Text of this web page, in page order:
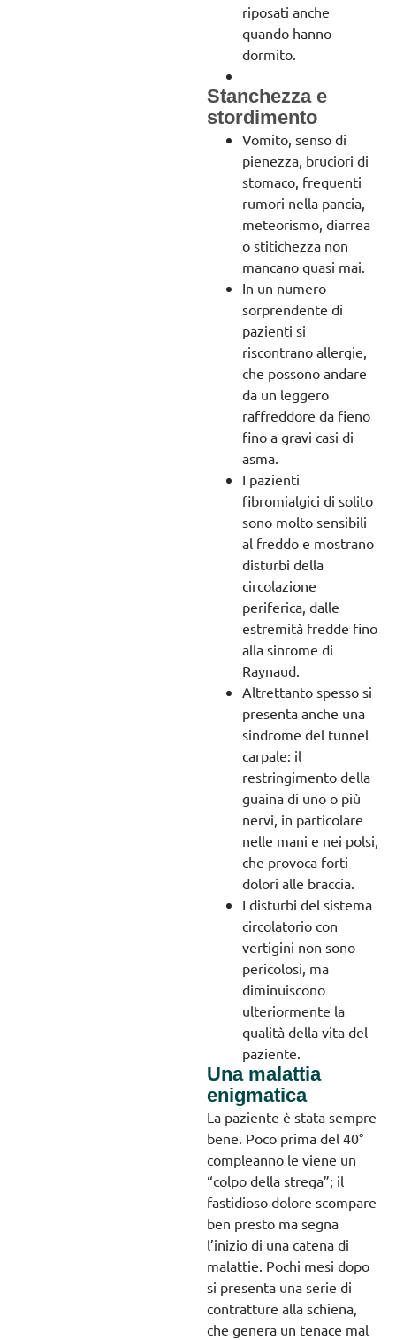
riposati anche
quando hanno
dormito.
Stanchezza e
stordimento
Vomito, senso di
pienezza, bruciori di
stomaco, frequenti
rumori nella pancia,
meteorismo, diarrea
o stitichezza non
mancano quasi mai.
In un numero
sorprendente di
pazienti si
riscontrano allergie,
che possono andare
da un leggero
raffreddore da fieno
fino a gravi casi di
asma.
I pazienti
fibromialgici di solito
sono molto sensibili
al freddo e mostrano
disturbi della
circolazione
periferica, dalle
estremità fredde fino
alla sinrome di
Raynaud.
Altrettanto spesso si
presenta anche una
sindrome del tunnel
carpale: il
restringimento della
guaina di uno o più
nervi, in particolare
nelle mani e nei polsi,
che provoca forti
dolori alle braccia.
I disturbi del sistema
circolatorio con
vertigini non sono
pericolosi, ma
diminuiscono
ulteriormente la
qualità della vita del
paziente.
Una malattia
enigmatica
La paziente è stata sempre
bene. Poco prima del 40°
compleanno le viene un
“colpo della strega”; il
fastidioso dolore scompare
ben presto ma segna
l’inizio di una catena di
malattie. Pochi mesi dopo
si presenta una serie di
contratture alla schiena,
che genera un tenace mal